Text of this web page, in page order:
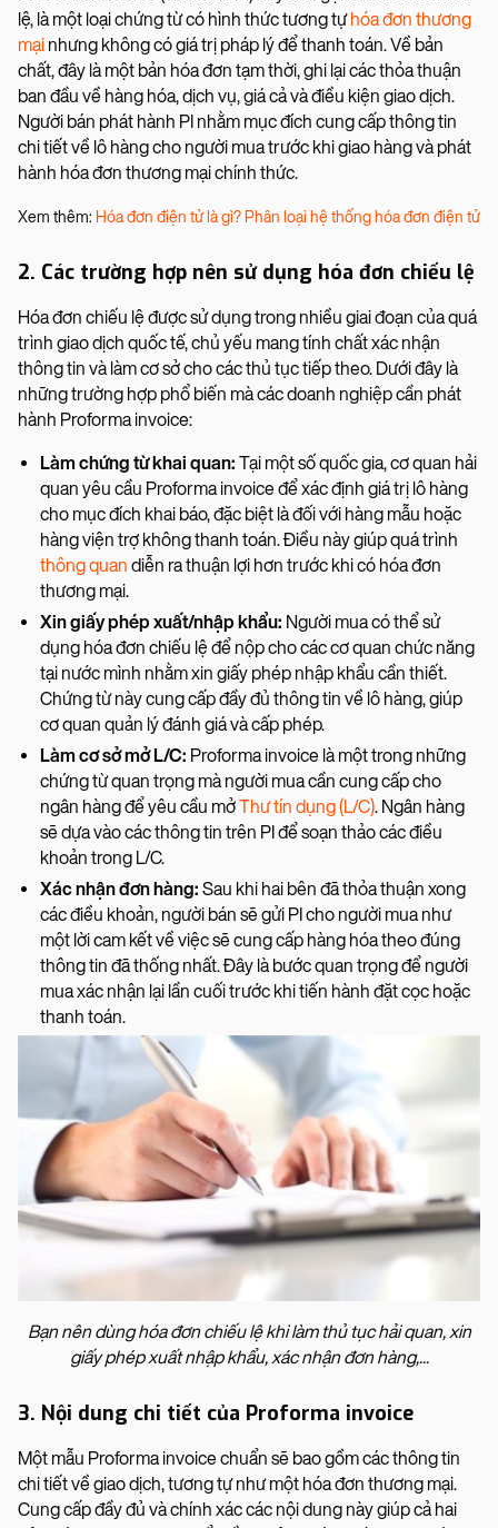
lệ, là một loại chứng từ có hình thức tương tự hóa đơn thương
mại nhưng không có giá trị pháp lý để thanh toán. Về bản
chất, đây là một bản hóa đơn tạm thời, ghi lại các thỏa thuận
ban đầu về hàng hóa, dịch vụ, giá cả và điều kiện giao dịch.
Người bán phát hành PI nhằm mục đích cung cấp thông tin
chi tiết về lô hàng cho người mua trước khi giao hàng và phát
hành hóa đơn thương mại chính thức.
Xem thêm: Hóa đơn điện tử là gì? Phân loại hệ thống hóa đơn điện tử
2. Các trường hợp nên sử dụng hóa đơn chiếu lệ
Hóa đơn chiếu lệ được sử dụng trong nhiều giai đoạn của quá
trình giao dịch quốc tế, chủ yếu mang tính chất xác nhận
thông tin và làm cơ sở cho các thủ tục tiếp theo. Dưới đây là
những trường hợp phổ biến mà các doanh nghiệp cần phát
hành Proforma invoice:
Làm chứng từ khai quan: Tại một số quốc gia, cơ quan hải
quan yêu cầu Proforma invoice để xác định giá trị lô hàng
cho mục đích khai báo, đặc biệt là đối với hàng mẫu hoặc
hàng viện trợ không thanh toán. Điều này giúp quá trình
thông quan diễn ra thuận lợi hơn trước khi có hóa đơn
thương mại.
Xin giấy phép xuất/nhập khẩu: Người mua có thể sử
dụng hóa đơn chiếu lệ để nộp cho các cơ quan chức năng
tại nước mình nhằm xin giấy phép nhập khẩu cần thiết.
Chứng từ này cung cấp đầy đủ thông tin về lô hàng, giúp
cơ quan quản lý đánh giá và cấp phép.
Làm cơ sở mở L/C: Proforma invoice là một trong những
chứng từ quan trọng mà người mua cần cung cấp cho
ngân hàng để yêu cầu mởThư tín dụng (L/C). Ngân hàng
sẽ dựa vào các thông tin trên PI để soạn thảo các điều
khoản trong L/C.
Xác nhận đơn hàng: Sau khi hai bên đã thỏa thuận xong
các điều khoản, người bán sẽ gửi PI cho người mua như
một lời cam kết về việc sẽ cung cấp hàng hóa theo đúng
thông tin đã thống nhất. Đây là bước quan trọng để người
mua xác nhận lại lần cuối trước khi tiến hành đặt cọc hoặc
thanh toán.
Bạn nên dùng hóa đơn chiếu lệ khi làm thủ tục hải quan, xin
giấy phép xuất nhập khẩu, xác nhận đơn hàng,...
3. Nội dung chi tiết của Proforma invoice
Một mẫu Proforma invoice chuẩn sẽ bao gồm các thông tin
chi tiết về giao dịch, tương tự như một hóa đơn thương mại.
Cung cấp đầy đủ và chính xác các nội dung này giúp cả hai